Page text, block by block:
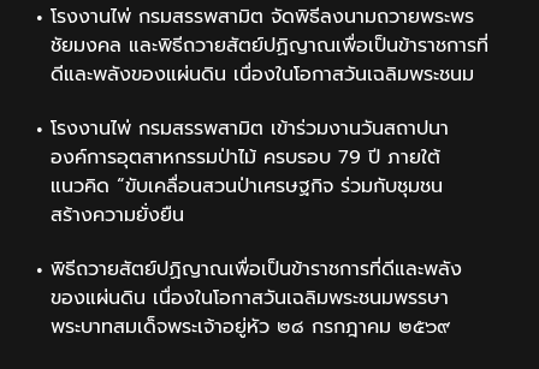
โรงงานไพ่ กรมสรรพสามิต จัดพิธีลงนามถวายพระพร
ชัยมงคล และพิธีถวายสัตย์ปฏิญาณเพื่อเป็นข้าราชการที่
ดีและพลังของแผ่นดิน เนื่องในโอกาสวันเฉลิมพระชนม
โรงงานไพ่ กรมสรรพสามิต เข้าร่วมงานวันสถาปนา
องค์การอุตสาหกรรมป่าไม้ ครบรอบ 79 ปี ภายใต้
แนวคิด “ขับเคลื่อนสวนป่าเศรษฐกิจ ร่วมกับชุมชน
สร้างความยั่งยืน
พิธีถวายสัตย์ปฏิญาณเพื่อเป็นข้าราชการที่ดีและพลัง
ของแผ่นดิน เนื่องในโอกาสวันเฉลิมพระชนมพรรษา
พระบาทสมเด็จพระเจ้าอยู่หัว ๒๘ กรกฎาคม ๒๕๖๙